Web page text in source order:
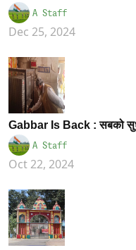
A Staff
Dec 25, 2024
Gabbar Is Back : सबको
A Staff
Oct 22, 2024